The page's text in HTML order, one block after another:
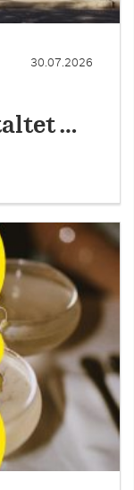
30.07.2026
…